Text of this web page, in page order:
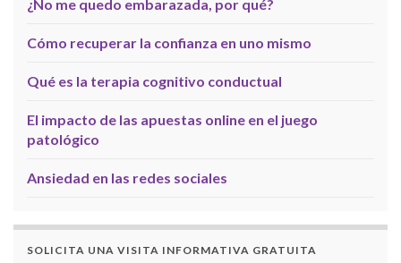
¿No me quedo embarazada, por qué?
Cómo recuperar la confianza en uno mismo
Qué es la terapia cognitivo conductual
El impacto de las apuestas online en el juego
patológico
Ansiedad en las redes sociales
SOLICITA UNA VISITA INFORMATIVA GRATUITA